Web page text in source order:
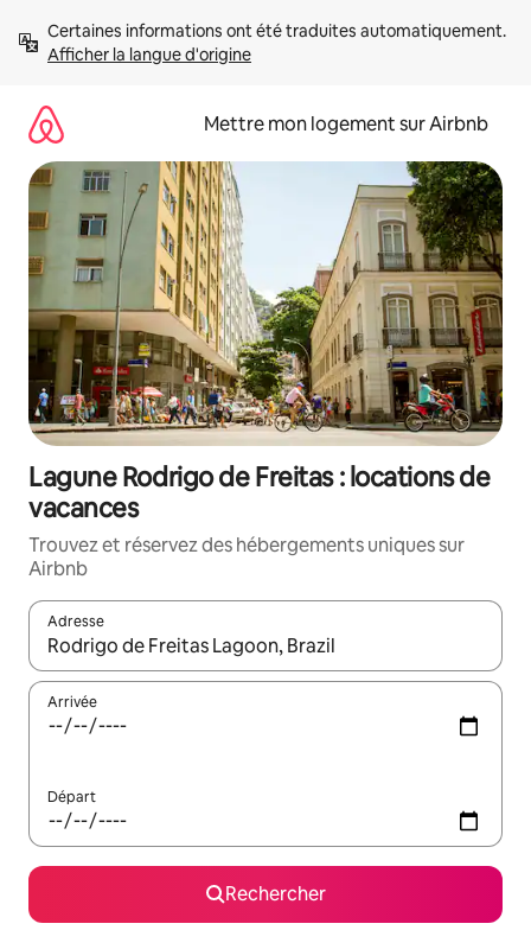
directement
Afficher la langue d'origine
Mettre mon logement sur Airbnb
Lagune Rodrigo de Freitas : locations de
vacances
Trouvez et réservez des hébergements uniques sur
Airbnb
Adresse
Lorsque les résultats s'affichent, utilisez les flèches vers le
Arrivée
Départ
Rechercher